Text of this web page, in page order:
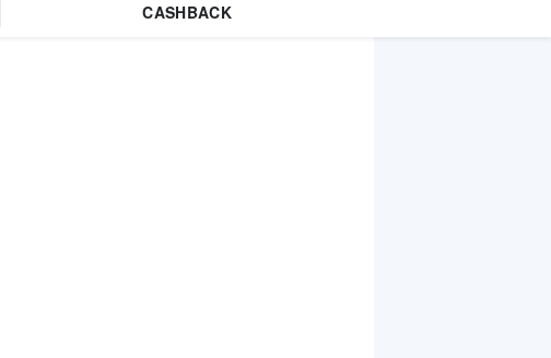
CASHBACK